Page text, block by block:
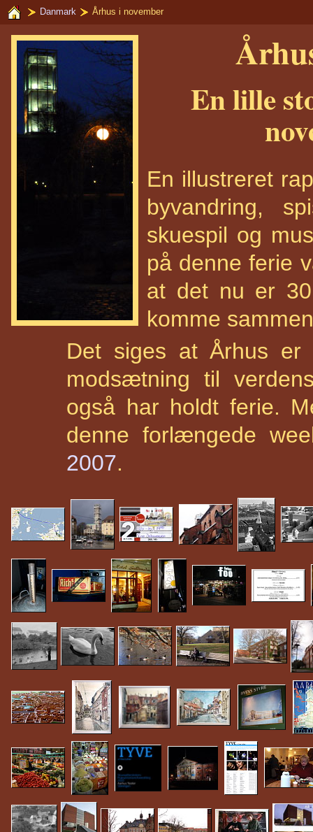
Danmark Århus i november
En lille
En illustreret
byvandring,
skuespil og
på denne ferie
at det nu er
komme
Det siges at Århus er
modsætning til
også har holdt ferie.
denne forlængede
2007.